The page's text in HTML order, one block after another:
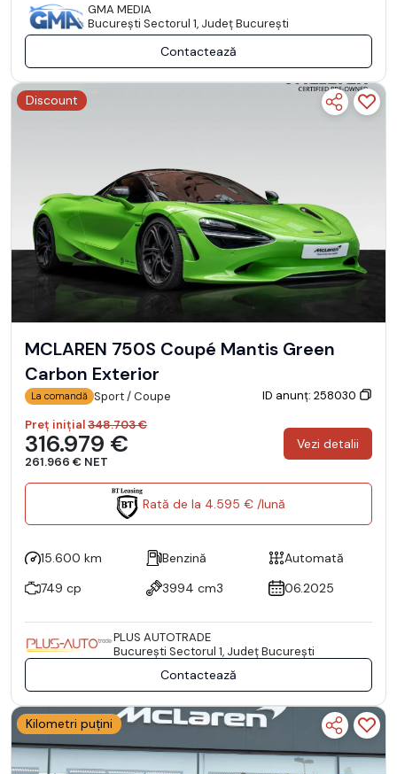
GMA MEDIA
Bucureşti Sectorul 1, Județ București
Contactează
Discount
MCLAREN 750S Coupé Mantis Green
Carbon Exterior
La comandă Sport / Coupe
ID anunț: 258030
Preț inițial348.703 €
316.979 €
261.966 € NET
Vezi detalii
Rată de la 4.595 € /lună
15.600 km Benzină
Automată
749 cp
3994 cm3 06.2025
PLUS AUTOTRADE
Bucureşti Sectorul 1, Județ București
Contactează
Kilometri puțini